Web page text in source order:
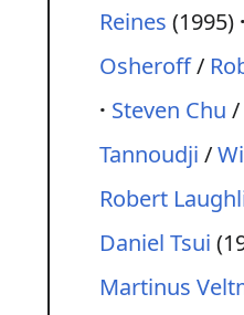
Reines (1995)
Osheroff/
Steven Chu /
Tannoudji /
Robert
Daniel Tsui
Martinus